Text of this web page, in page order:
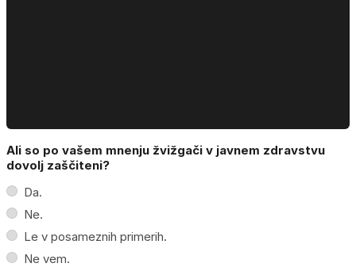
Ali so po vašem mnenju žvižgači v javnem zdravstvu
dovolj zaščiteni?
Da.
Ne.
Le v posameznih primerih.
Ne vem.